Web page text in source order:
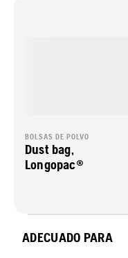
BOLSAS DE POLVO
Dust bag,
Longopac®
ADECUADO PARA